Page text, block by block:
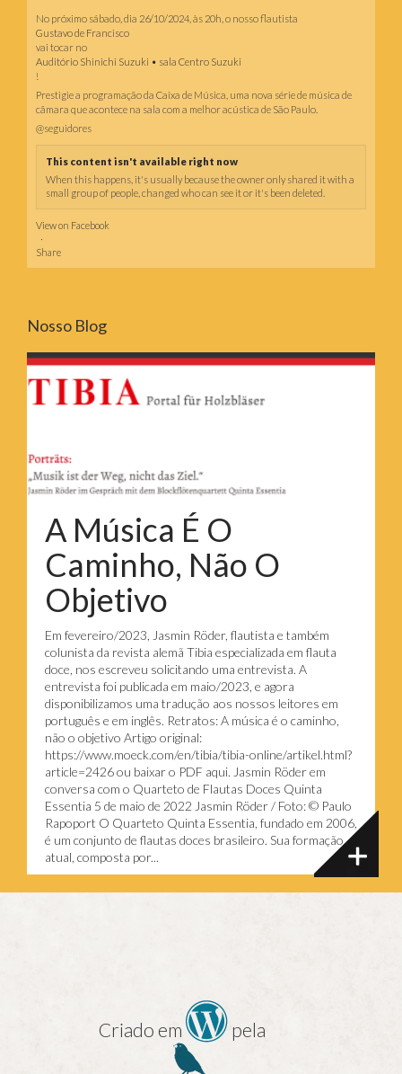
No próximo sábado, dia 26/10/2024, às 20h, o nosso flautista
Gustavo de Francisco
vai tocar no
Auditório Shinichi Suzuki • sala Centro Suzuki
!
Prestigie a programação da Caixa de Música, uma nova série de música de
câmara que acontece na sala com a melhor acústica de São Paulo.
@seguidores
This content isn't available right now
When this happens, it's usually because the owner only shared it with a
small group of people, changed who can see it or it's been deleted.
View on Facebook
·
Share
Nosso Blog
A Música É O
Caminho, Não O
Objetivo
Em fevereiro/2023, Jasmin Röder, flautista e também
colunista da revista alemã Tibia especializada em flauta
doce, nos escreveu solicitando uma entrevista. A
entrevista foi publicada em maio/2023, e agora
disponibilizamos uma tradução aos nossos leitores em
português e em inglês. Retratos: A música é o caminho,
não o objetivo Artigo original:
https://www.moeck.com/en/tibia/tibia-online/artikel.html?
article=2426 ou baixar o PDF aqui. Jasmin Röder em
conversa com o Quarteto de Flautas Doces Quinta
Essentia 5 de maio de 2022 Jasmin Röder / Foto: © Paulo
Rapoport O Quarteto Quinta Essentia, fundado em 2006,
é um conjunto de flautas doces brasileiro. Sua formação
atual, composta por...
Criado em pela